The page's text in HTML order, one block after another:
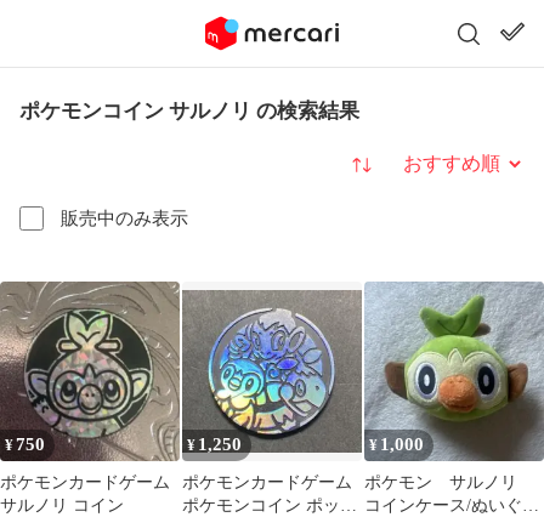
ポケモンコイン サルノリ の検索結果
販売中のみ表示
並び替え
¥750
ポケモンカードゲーム
サルノリ コイン
¥ 1,250
ポケモンカードゲーム
ポケモンコイン ポッチ
¥ 1,000
ポケモン サルノリ
コインケース/ぬいぐる